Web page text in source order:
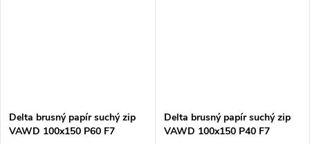
Delta brusný papír suchý zip
VAWD 100x150 P60 F7
Delta brusný papír suchý zip
VAWD 100x150 P40 F7